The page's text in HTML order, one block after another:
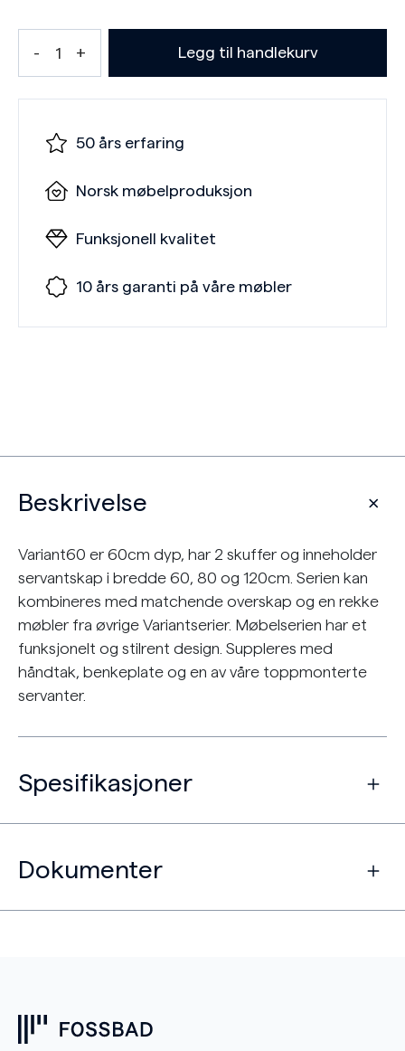
Legg til handlekurv
50 års erfaring
Norsk møbelproduksjon
Funksjonell kvalitet
10 års garanti på våre møbler
Beskrivelse
Variant60 er 60cm dyp, har 2 skuffer og inneholder
servantskap i bredde 60, 80 og 120cm. Serien kan
kombineres med matchende overskap og en rekke
møbler fra øvrige Variantserier. Møbelserien har et
funksjonelt og stilrent design. Suppleres med
håndtak, benkeplate og en av våre toppmonterte
servanter.
Spesifikasjoner
Dokumenter